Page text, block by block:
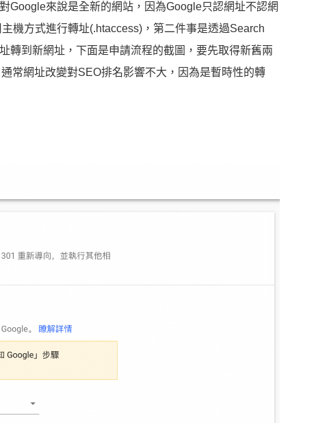
Google來說是全新的網站，因為Google只認網址不認網
機方式進行轉址(.htaccess)，第二件事是透過Search
轉到新網址，下面是申請流程的截圖，要先取得新舊兩
常網址改變對SEO排名影響不大，因為是暫時性的轉